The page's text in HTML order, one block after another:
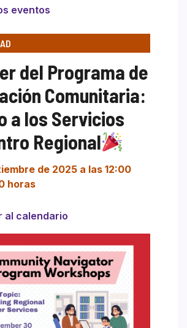
eventos
del Programa de
Comunitaria:
a los Servicios
Regional
de 2025 a las 12:00
horas
al calendario